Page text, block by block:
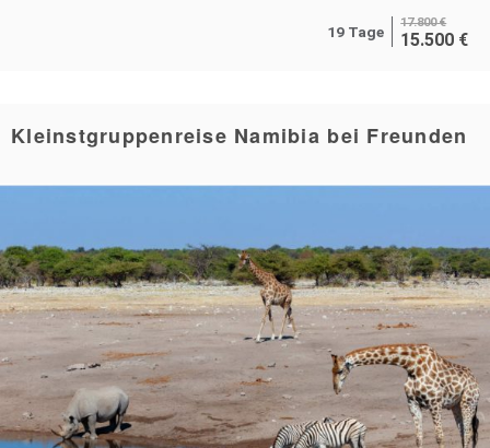
19 Tage
17.800 €
15.500 €
Kleinstgruppenreise Namibia bei Freunden